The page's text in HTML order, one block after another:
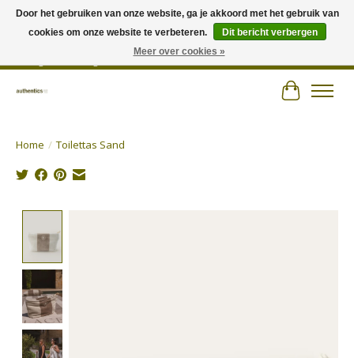
Wij hechten veel belang aan persoonlijk advies en zorgen voor jouw outfit! |
Authentics - Plezantstraat 22 - 9220 Hamme - Tel 052 25 67 00 - Open van
Home / Toilettas Sand
Door het gebruiken van onze website, ga je akkoord met het gebruik van
cookies om onze website te verbeteren.
Dit bericht verbergen
Meer over cookies »